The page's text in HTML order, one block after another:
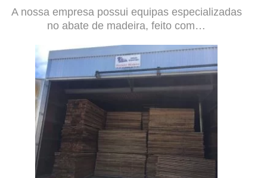
A nossa empresa possui equipas especializadas
no abate de madeira, feito com…